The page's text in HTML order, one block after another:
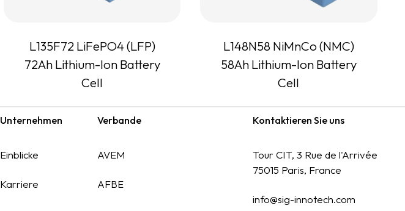
L135F72 LiFePO4 (LFP)
72Ah Lithium-Ion Battery
Cell
L148N58 NiMnCo (NMC)
58Ah Lithium-Ion Battery
Cell
Unternehmen
Einblicke
Karriere
Verbande
AVEM
AFBE
Kontaktieren Sie uns
Tour CIT, 3 Rue de l'Arrivée
75015 Paris, France
info@sig-innotech.com